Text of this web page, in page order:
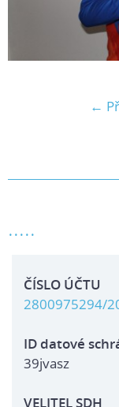
←
.....
ČÍSLO ÚČTU
2800975294/
ID datové
39jvasz
VELITEL SDH